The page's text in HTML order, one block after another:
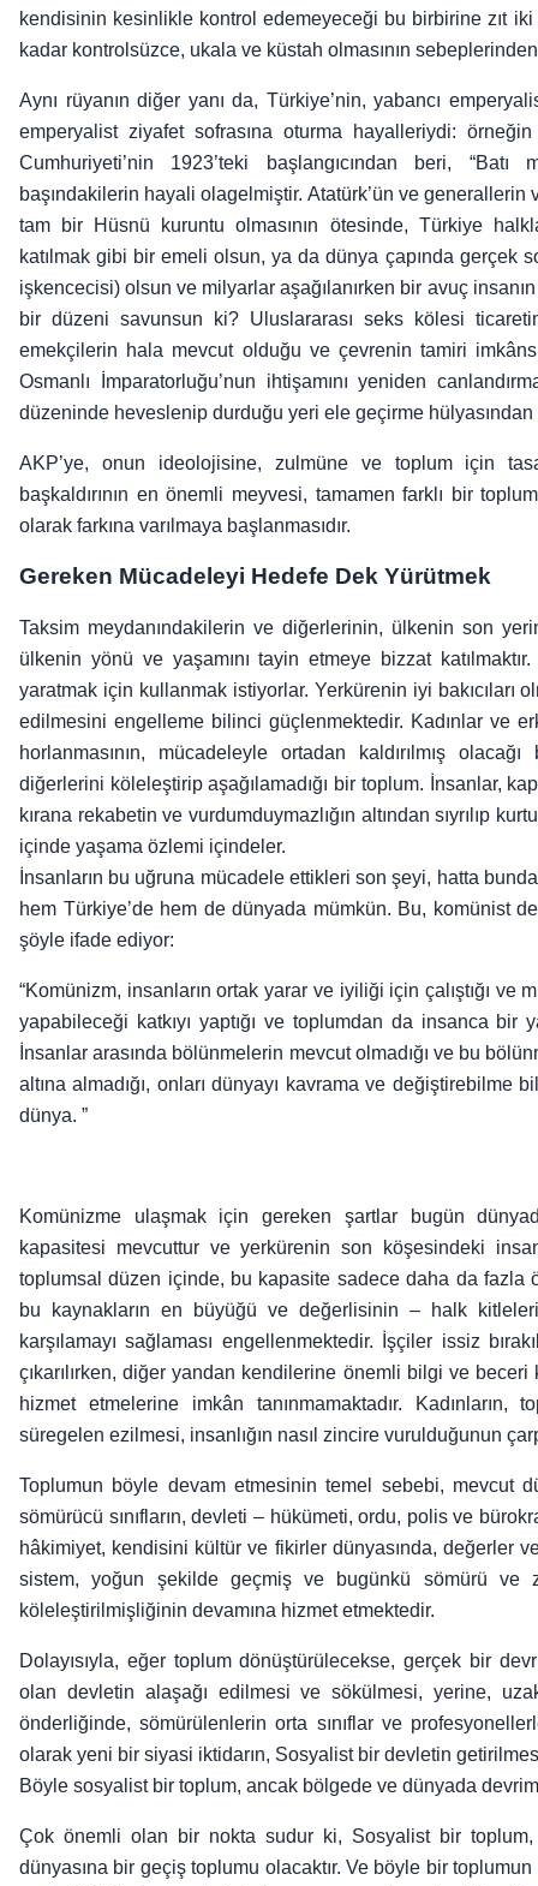
kendisinin kesinlikle kontrol edemeyeceği bu birbirine zıt
kadar kontrolsüzce, ukala ve küstah olmasının
Aynı rüyanın diğer yanı da, Türkiye’nin, yabancı
emperyalist ziyafet sofrasına oturma hayalleriydi:
Cumhuriyeti’nin 1923’teki başlangıcından beri, “Batı
başındakilerin hayali olagelmiştir. Atatürk’ün ve
tam bir Hüsnü kuruntu olmasının ötesinde, Türkiye
katılmak gibi bir emeli olsun, ya da dünya çapında gerçek
işkencecisi) olsun ve milyarlar aşağılanırken bir avuç
bir düzeni savunsun ki? Uluslararası seks kölesi
emekçilerin hala mevcut olduğu ve çevrenin tamiri
Osmanlı İmparatorluğu’nun ihtişamını yeniden
düzeninde heveslenip durduğu yeri ele geçirme
AKP’ye, onun ideolojisine, zulmüne ve toplum için
başkaldırının en önemli meyvesi, tamamen farklı bir
olarak farkına varılmaya başlanmasıdır.
Gereken Mücadeleyi Hedefe Dek Yürütmek
Taksim meydanındakilerin ve diğerlerinin, ülkenin son
ülkenin yönü ve yaşamını tayin etmeye bizzat
yaratmak için kullanmak istiyorlar. Yerkürenin iyi bakıcıları
edilmesini engelleme bilinci güçlenmektedir. Kadınlar ve
horlanmasının, mücadeleyle ortadan kaldırılmış
diğerlerini köleleştirip aşağılamadığı bir toplum. İnsanlar,
kırana rekabetin ve vurdumduymazlığın altından sıyrılıp
içinde yaşama özlemi içindeler.
İnsanların bu uğruna mücadele ettikleri son şeyi, hatta
hem Türkiye’de hem de dünyada mümkün. Bu, komünist
şöyle ifade ediyor:
“Komünizm, insanların ortak yarar ve iyiliği için çalıştığı ve
yapabileceği katkıyı yaptığı ve toplumdan da insanca
İnsanlar arasında bölünmelerin mevcut olmadığı ve bu
altına almadığı, onları dünyayı kavrama ve değiştirebilme
dünya. ”
Komünizme ulaşmak için gereken şartlar bugün
kapasitesi mevcuttur ve yerkürenin son köşesindeki
toplumsal düzen içinde, bu kapasite sadece daha da fazla
bu kaynakların en büyüğü ve değerlisinin – halk
karşılamayı sağlaması engellenmektedir. İşçiler issiz
çıkarılırken, diğer yandan kendilerine önemli bilgi ve beceri
hizmet etmelerine imkân tanınmamaktadır. Kadınların,
süregelen ezilmesi, insanlığın nasıl zincire vurulduğunun
Toplumun böyle devam etmesinin temel sebebi, mevcut
sömürücü sınıfların, devleti – hükümeti, ordu, polis ve
hâkimiyet, kendisini kültür ve fikirler dünyasında, değerler
sistem, yoğun şekilde geçmiş ve bugünkü sömürü ve
köleleştirilmişliğinin devamına hizmet etmektedir.
Dolayısıyla, eğer toplum dönüştürülecekse, gerçek bir
olan devletin alaşağı edilmesi ve sökülmesi, yerine,
önderliğinde, sömürülenlerin orta sınıflar ve
olarak yeni bir siyasi iktidarın, Sosyalist bir devletin
Böyle sosyalist bir toplum, ancak bölgede ve dünyada
Çok önemli olan bir nokta sudur ki, Sosyalist bir
dünyasına bir geçiş toplumu olacaktır. Ve böyle bir